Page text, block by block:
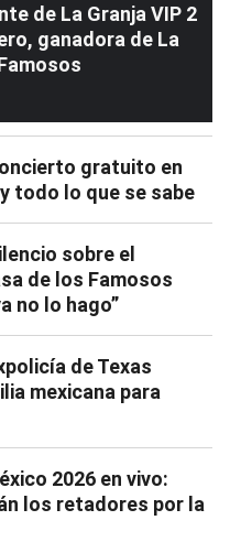
de La Granja VIP 2
ganadora de La
gratuito en
todo lo que se sabe
sobre el
de los Famosos
no lo hago”
de Texas
mexicana para
2026 en vivo:
los retadores por la